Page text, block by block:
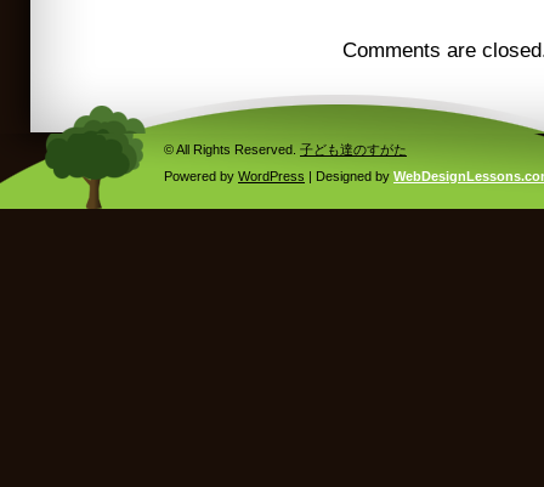
Comments are
© All Rights Reserved. 子ども達のすがた
Powered by WordPress | Designed by